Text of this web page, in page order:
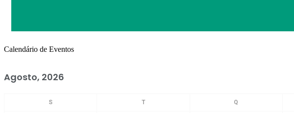
Calendário de Eventos
Agosto, 2026